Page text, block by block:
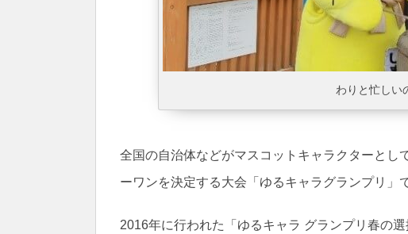
わりと忙しい
全国の自治体などがマスコットキャラクターとし
ーワンを決定する大会「ゆるキャラグランプリ」
2016年に行われた「ゆるキャラ グランプリ春の